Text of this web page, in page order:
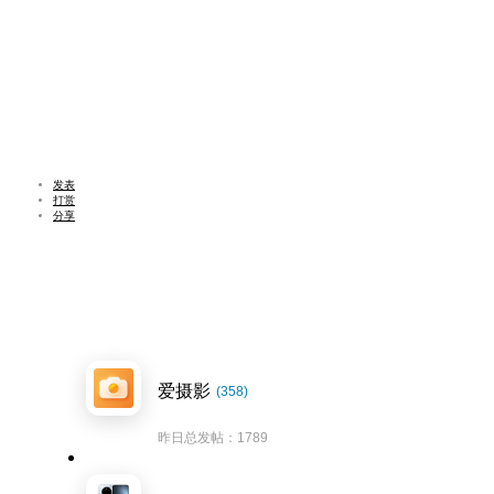
发表
打赏
分享
爱摄影 (358)
昨日总发帖：1789